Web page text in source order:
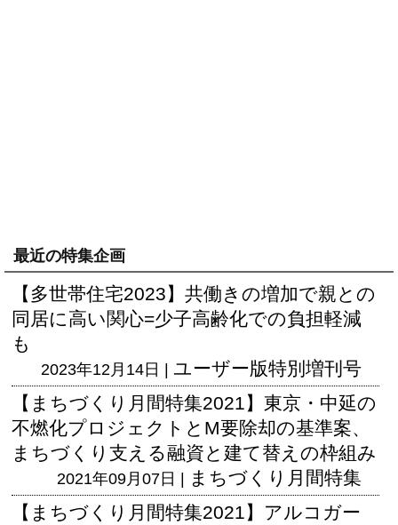
最近の特集企画
【多世帯住宅2023】共働きの増加で親との
同居に高い関心=少子高齢化での負担軽減
も
2023年12月14日 | ユーザー版特別増刊号
【まちづくり月間特集2021】東京・中延の
不燃化プロジェクトとM要除却の基準案、
まちづくり支える融資と建て替えの枠組み
2021年09月07日 | まちづくり月間特集
【まちづくり月間特集2021】アルコガー